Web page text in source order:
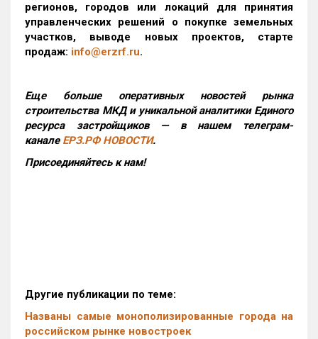
регионов, городов или локаций для принятия
управленческих решений о покупке земельных
участков, выводе новых проектов, старте
продаж: info@erzrf.ru.
Еще больше оперативных новостей рынка
строительства МКД и уникальной аналитики Единого
ресурса застройщиков — в нашем телеграм-
канале ЕРЗ.РФ НОВОСТИ.
Присоединяйтесь к нам!
Другие публикации по теме:
Названы самые монополизированные города на
российском рынке новостроек